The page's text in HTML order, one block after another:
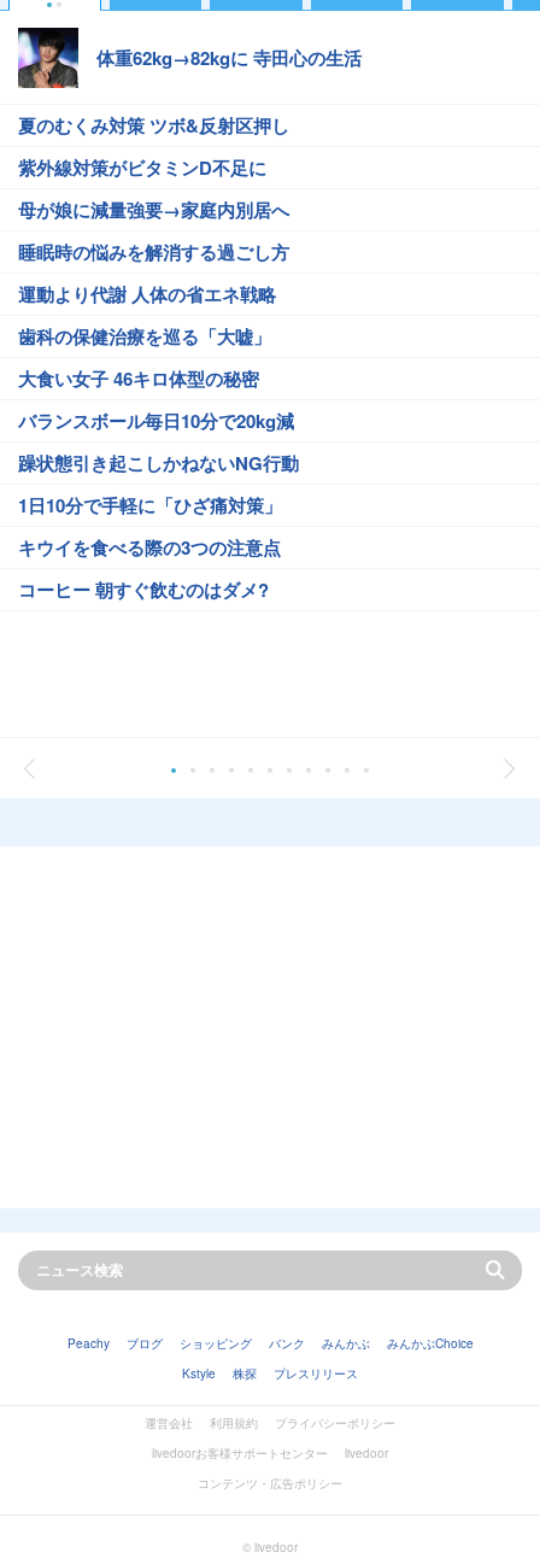
体重62kg→82kgに 寺田心の生活
夏のむくみ対策 ツボ&反射区押し
紫外線対策がビタミンD不足に
母が娘に減量強要→家庭内別居へ
睡眠時の悩みを解消する過ごし方
運動より代謝 人体の省エネ戦略
歯科の保健治療を巡る「大嘘」
大食い女子 46キロ体型の秘密
バランスボール毎日10分で20kg減
躁状態引き起こしかねないNG行動
1日10分で手軽に「ひざ痛対策」
キウイを食べる際の3つの注意点
コーヒー 朝すぐ飲むのはダメ?
Peachy ブログ ショッピング バンク みんかぶ
みんかぶChoice
Kstyle
株探 プレスリリース
運営会社 利用規約
プライバシーポリシー
livedoorお客様サポートセンター
livedoor
コンテンツ・広告ポリシー
© livedoor